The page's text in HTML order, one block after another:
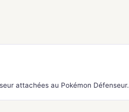
attachées au Pokémon Défenseur.